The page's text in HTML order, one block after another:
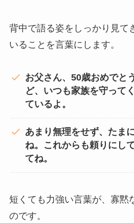
背中で語る姿をしっかり見て
いることを言葉にします。
お父さん、50歳おめでと
ど、いつも家族を守って
ているよ。
あまり無理をせず、たま
ね。これからも頼りにし
てね。
短くても力強い言葉が、寡黙
のです。